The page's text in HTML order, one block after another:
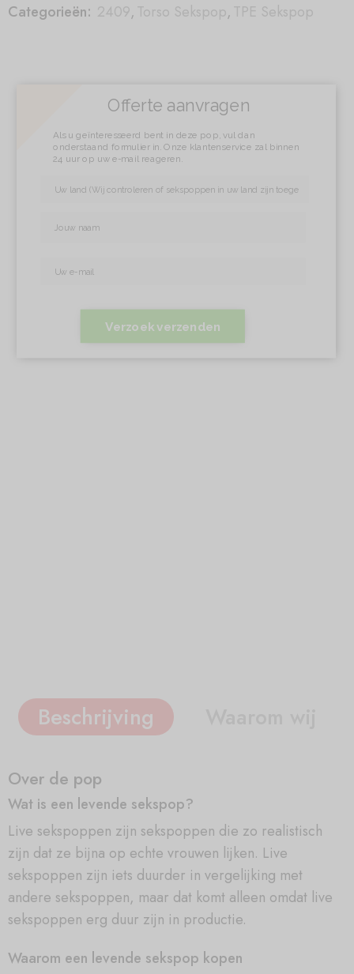
Categorieën: 2409,Torso Sekspop,TPE Sekspop
Offerte aanvragen
Als u geïnteresseerd bent in deze pop, vul dan
onderstaand formulier in. Onze klantenservice zal binnen
24 uur op uw e-mail reageren.
Verzoek verzenden
Beschrijving
Over de pop
Wat is een levende sekspop?
Live sekspoppen zijn sekspoppen die zo realistisch
zijn dat ze bijna op echte vrouwen lijken. Live
sekspoppen zijn iets duurder in vergelijking met
andere sekspoppen, maar dat komt alleen omdat live
sekspoppen erg duur zijn in productie.
Waarom een levende sekspop kopen